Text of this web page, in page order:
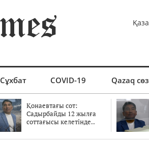
Сұхбат COVID-19 Qazaq
Қонаевтағы сот:
Садырбайды 12 жылға
соттағысы келетінде..